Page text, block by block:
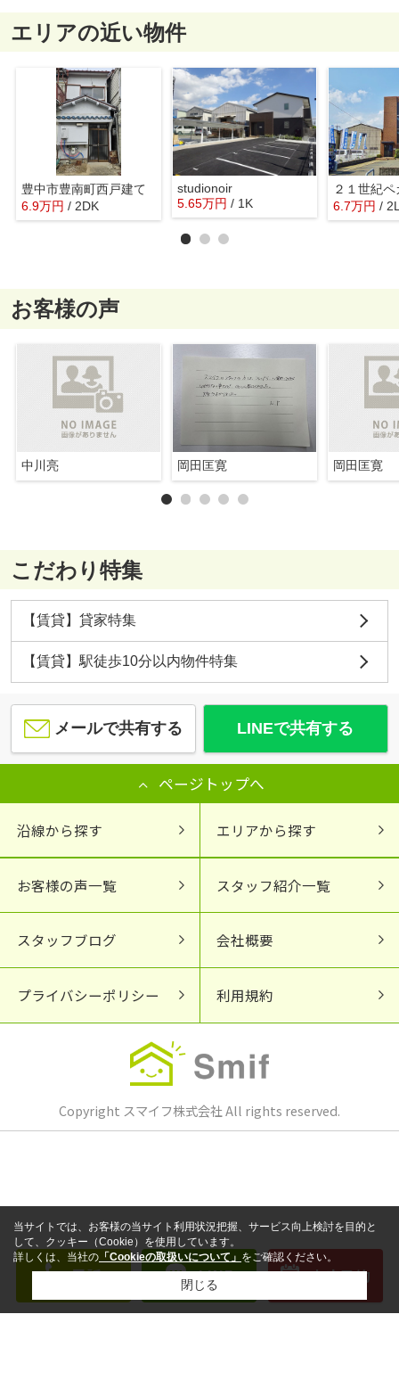
エリアの近い物件
豊中市豊南町西戸建て
6.9万円 / 2DK
studionoir
5.65万円 / 1K
２１世紀
6.7万円 /
お客様の声
中川亮 岡田匡寛 岡田匡寛
こだわり特集
【賃貸】貸家特集
【賃貸】駅徒歩10分以内物件特集
メールで共有する LINEで共有する
ページトップへ
沿線から探す エリアから探す
お客様の声一覧 スタッフ紹介一覧
スタッフブログ 会社概要
プライバシーポリシー 利用規約
Copyright スマイフ株式会社 All rights reserved.
電話 LINE 来店予約
当サイトでは、お客様の当サイト利用状況把握、サービス向上検討を目的と
して、クッキー（Cookie）を使用しています。
詳しくは、当社の 「Cookieの取扱いについて」 をご確認ください。
閉じる